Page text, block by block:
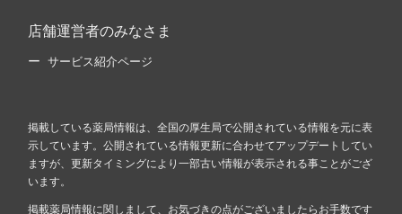
店舗運営者のみなさま
サービス紹介ページ
掲載している薬局情報は、全国の厚生局で公開されている情報を元に表
示しています。公開されている情報更新に合わせてアップデートしてい
ますが、更新タイミングにより一部古い情報が表示される事ことがござ
います。
掲載薬局情報に関しまして、お気づきの点がございましたらお手数です